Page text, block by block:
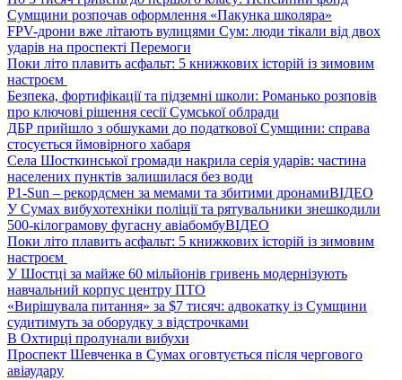
Сумщини розпочав оформлення «Пакунка школяра»
FPV-дрони вже літають вулицями Сум: люди тікали від двох
ударів на проспекті Перемоги
Поки літо плавить асфальт: 5 книжкових історій із зимовим
настроєм
Безпека, фортифікації та підземні школи: Романько розповів
про ключові рішення сесії Сумської облради
ДБР прийшло з обшуками до податкової Сумщини: справа
стосується ймовірного хабаря
Села Шосткинської громади накрила серія ударів: частина
населених пунктів залишилася без води
P1-Sun – рекордсмен за мемами та збитими дронамиВІДЕО
У Сумах вибухотехніки поліції та рятувальники знешкодили
500-кілограмову фугасну авіабомбуВІДЕО
Поки літо плавить асфальт: 5 книжкових історій із зимовим
настроєм
У Шостці за майже 60 мільйонів гривень модернізують
навчальний корпус центру ПТО
«Вирішувала питання» за $7 тисяч: адвокатку із Сумщини
судитимуть за оборудку з відстрочками
В Охтирці пролунали вибухи
Проспект Шевченка в Сумах оговтується після чергового
авіаудару